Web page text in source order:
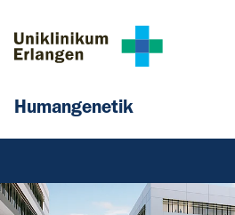
Humangenetik